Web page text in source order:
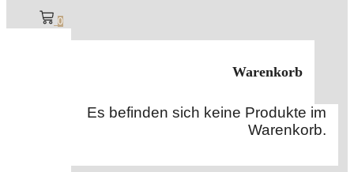
0
Warenkorb
Es befinden sich keine Produkte im
Warenkorb.